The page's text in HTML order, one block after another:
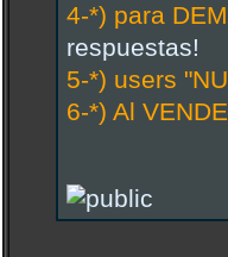
4-*) para
respuestas!
5-*) users
6-*) Al